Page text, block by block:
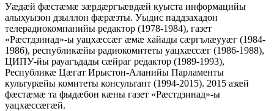
Уæдæй фæстæмæ зæрдæргъæвдæй куыста информацийы
алыхуызон дзыллон фæрæзты. Уыдис паддзахадон
телерадиокомпанийы редактор (1978-1984), газет
«Рæстдзинад»-ы уацхæссæг æмæ хайады сæргълæууæг (1984-
1986), республикæйы радиокомитеты уацхæссæг (1986-1988),
ЦИПУ-йы рауагъдады сæйраг редактор (1989-1993),
Республикæ Цæгат Ирыстон-Аланийы Парламенты
культурæйы комитеты консультант (1994-2015). 2015 азæй
фæстæмæ та фыдæбон кæны газет «Рæстдзинад»-ы
уацхæссæгæй.